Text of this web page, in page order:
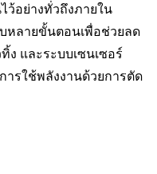
ว้อย่างทั่วถึงภายใน
หลายขั้นตอนเพื่อช่วยลด
ง และระบบเซนเซอร์
รใช้พลังงานด้วยการตัด